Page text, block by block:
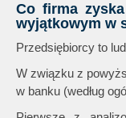
Co firma
wyjątkowym w
Przedsiębiorcy to
W związku z
w banku (według